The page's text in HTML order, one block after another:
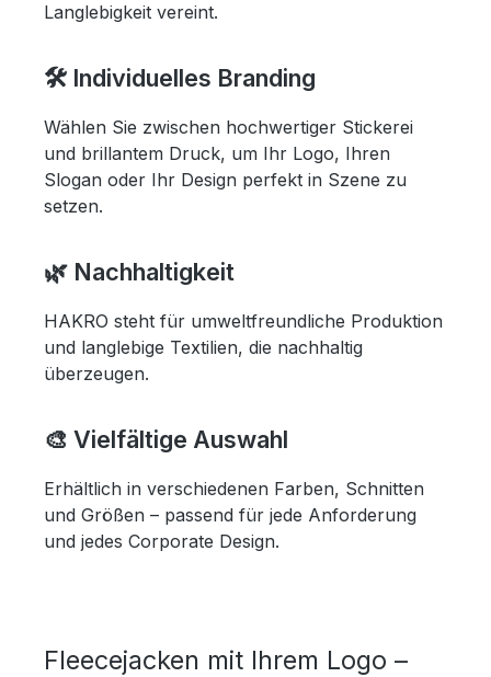
Langlebigkeit vereint.
🛠 Individuelles Branding
Wählen Sie zwischen hochwertiger Stickerei
und brillantem Druck, um Ihr Logo, Ihren
Slogan oder Ihr Design perfekt in Szene zu
setzen.
🌿 Nachhaltigkeit
HAKRO steht für umweltfreundliche Produktion
und langlebige Textilien, die nachhaltig
überzeugen.
🎨 Vielfältige Auswahl
Erhältlich in verschiedenen Farben, Schnitten
und Größen – passend für jede Anforderung
und jedes Corporate Design.
Fleecejacken mit Ihrem Logo –